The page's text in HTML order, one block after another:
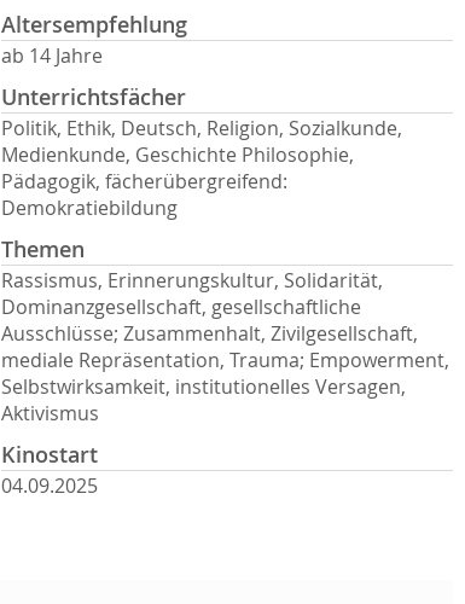
Altersempfehlung
ab 14 Jahre
Unterrichtsfächer
Politik, Ethik, Deutsch, Religion, Sozialkunde,
Medienkunde, Geschichte Philosophie,
Pädagogik, fächerübergreifend:
Demokratiebildung
Themen
Rassismus, Erinnerungskultur, Solidarität,
Dominanzgesellschaft, gesellschaftliche
Ausschlüsse; Zusammenhalt, Zivilgesellschaft,
mediale Repräsentation, Trauma; Empowerment,
Selbstwirksamkeit, institutionelles Versagen,
Aktivismus
Kinostart
04.09.2025